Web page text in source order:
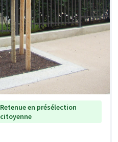
Retenue en présélection
citoyenne